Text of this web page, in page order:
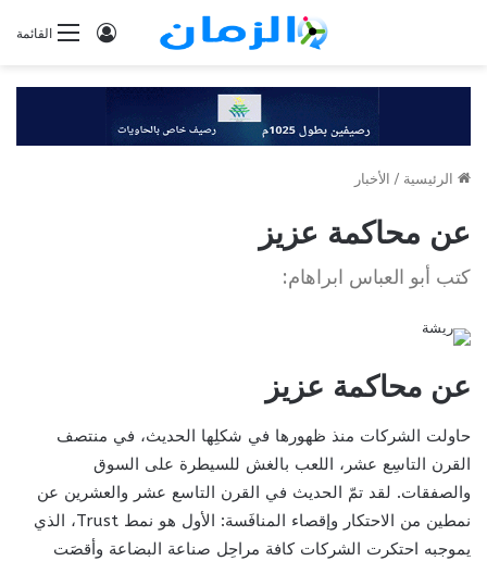
القائمةتسجيل
الرئيسية / الأخبار
عن محاكمة عزيز
كتب أبو العباس ابراهام:
عن محاكمة عزيز
حاولت الشركات منذ ظهورها في شكلِها الحديث، في منتصف
القرن التاسِع عشر، اللعب بالغش للسيطرة على السوق
والصفقات. لقد تمّ الحديث في القرن التاسع عشر والعشرين عن
نمطين من الاحتكار وإقصاء المنافَسة: الأول هو نمط Trust، الذي
يموجبه احتكرت الشركات كافة مراحِل صناعة البضاعة وأقصَت